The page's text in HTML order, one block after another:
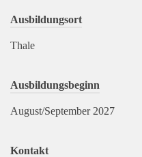
Ausbildungsort
Thale
Ausbildungsbeginn
August/September 2027
Kontakt